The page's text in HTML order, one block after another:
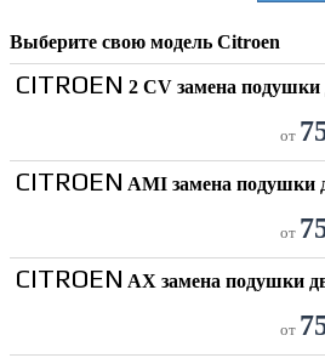
Выберите свою модель Citroen
CITROEN 2 CV замена подушки
от
CITROEN AMI замена подушки
от
CITROEN AX замена подушки
от